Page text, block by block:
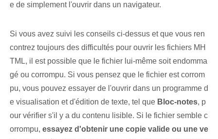
e de simplement l'ouvrir dans un navigateur.
Si vous avez suivi les conseils ci-dessus et que vous ren
contrez toujours des difficultés pour ouvrir les fichiers MH
TML, il est possible que le fichier lui-même soit endomma
gé ou corrompu. Si vous pensez que le fichier est corrom
pu, vous pouvez essayer de l'ouvrir dans un programme d
e visualisation et d'édition de texte, tel que Bloc-notes, p
our vérifier s'il y a du contenu lisible. Si le fichier⁢ semble c
orrompu, essayez d'obtenir une copie valide ou une ve